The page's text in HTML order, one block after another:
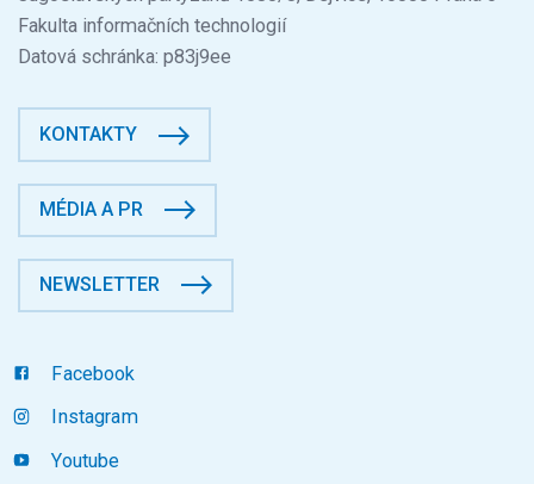
Fakulta informačních technologií
Datová schránka: p83j9ee
KONTAKTY
MÉDIA A PR
NEWSLETTER
Facebook
Instagram
Youtube